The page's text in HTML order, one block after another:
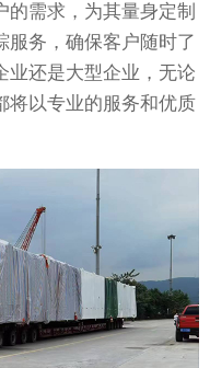
需求，为其量身定制
服务，确保客户随时了
业还是大型企业，无论
将以专业的服务和优质